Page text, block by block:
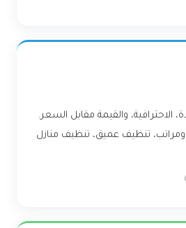
الاحترافية، والقيمة مقابل السعر.
تنظيف عميق، تنظيف منازل